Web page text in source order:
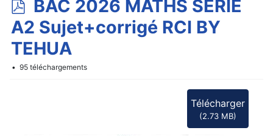
p
d
f
BAC 2026 MATHS SERIE
A2 Sujet+corrigé RCI BY
TEHUA
95 téléchargements
Télécharger
(2.73 MB)